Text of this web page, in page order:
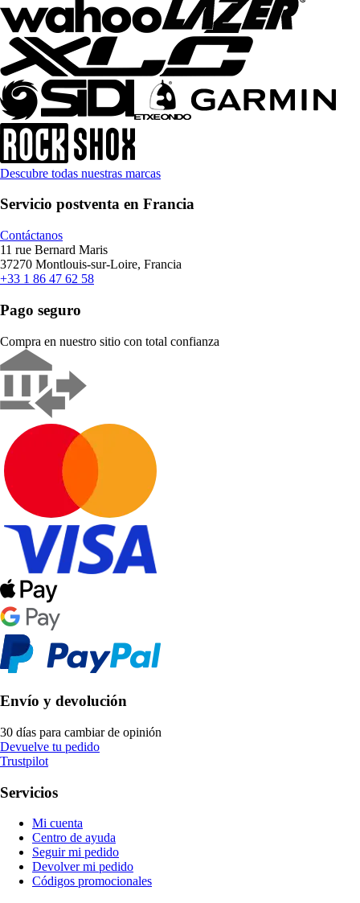
Descubre todas nuestras marcas
Servicio postventa en Francia
Contáctanos
11 rue Bernard Maris
37270 Montlouis-sur-Loire, Francia
+33 1 86 47 62 58
Pago seguro
Compra en nuestro sitio con total confianza
Envío y devolución
30 días para cambiar de opinión
Devuelve tu pedido
Trustpilot
Servicios
Mi cuenta
Centro de ayuda
Seguir mi pedido
Devolver mi pedido
Códigos promocionales